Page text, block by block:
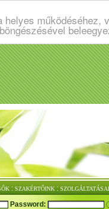
helyes
: SZAKÉRTŐINK :
Password: